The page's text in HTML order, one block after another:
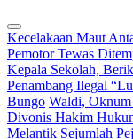
Kecelakaan Maut
Pemotor Tewas
Kepala Sekolah,
Penambang Ilegal
Bungo Waldi,
Divonis Hakim
Melantik Sejumlah